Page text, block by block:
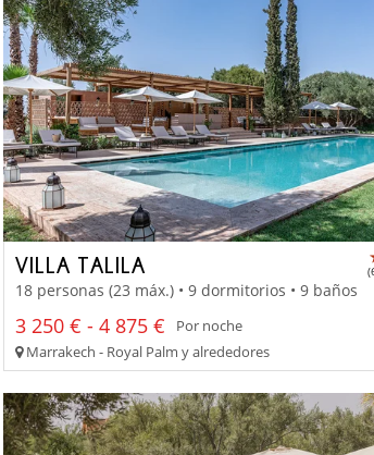
VILLA TALILA
18 personas (23 máx.) • 9 dormitorios • 9 baños
3 250 € - 4 875 €
Por noche
Marrakech - Royal Palm y alrededores